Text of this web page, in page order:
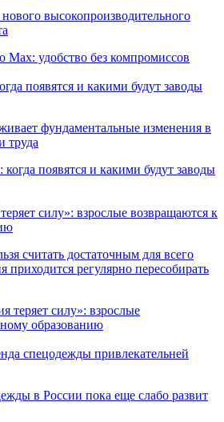
нового высокопроизводительного
появятся и какими будут заводы
фундаментальные изменения в
труда
силу»: взрослые возвращаются к
считать достаточным для всего
приходится регулярно пересобирать
спецодежды привлекательней
в России пока еще слабо развит